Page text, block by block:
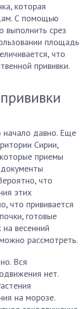
которая
С помощью
выполнить срез
площадь
что
прививки.
начало давно. Еще
Сирии,
приемы
что
этих
что прививается
готовые
на весенний
рассмотреть.
Вся
нет.
на морозе.